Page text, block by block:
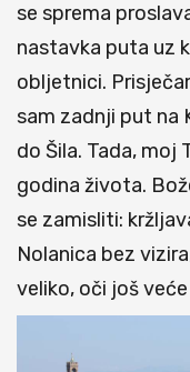
se sprema
nastavka puta uz
obljetnici.
sam zadnji put na
do Šila. Tada, moj
godina života.
se zamisliti:
Nolanica bez
veliko, oči još